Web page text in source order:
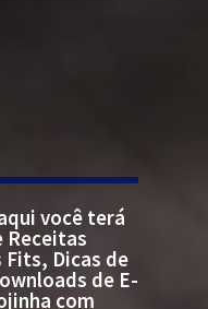
você terá
Receitas
Dicas de
de E-
com